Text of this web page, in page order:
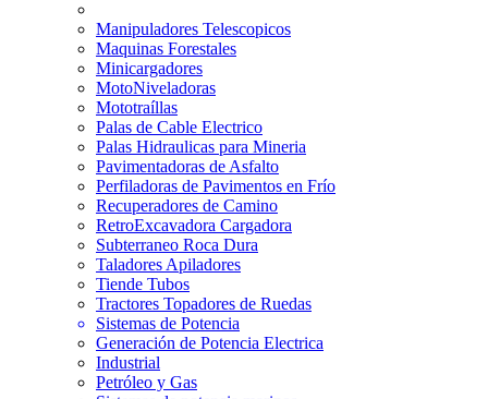
Manipuladores Telescopicos
Maquinas Forestales
Minicargadores
MotoNiveladoras
Mototraíllas
Palas de Cable Electrico
Palas Hidraulicas para Mineria
Pavimentadoras de Asfalto
Perfiladoras de Pavimentos en Frío
Recuperadores de Camino
RetroExcavadora Cargadora
Subterraneo Roca Dura
Taladores Apiladores
Tiende Tubos
Tractores Topadores de Ruedas
Sistemas de Potencia
Generación de Potencia Electrica
Industrial
Petróleo y Gas